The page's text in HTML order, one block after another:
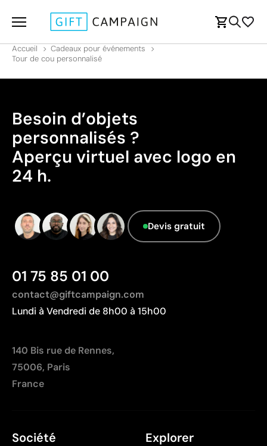
Accueil
Cadeaux pour événements
Tour de cou personnalisé
Besoin d’objets
personnalisés ?
Aperçu virtuel avec logo en
24 h.
Devis gratuit
01 75 85 01 00
contact@giftcampaign.com
Lundi à Vendredi de 8h00 à 15h00
140 Bis rue de Rennes,
75006, Paris
France
Société Explorer